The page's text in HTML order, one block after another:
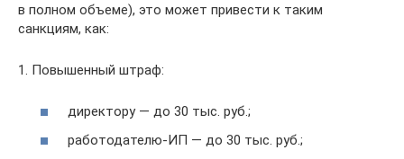
в полном объеме), это может привести к таким
санкциям, как:
1. Повышенный штраф:
директору — до 30 тыс. руб.;
работодателю-ИП — до 30 тыс. руб.;